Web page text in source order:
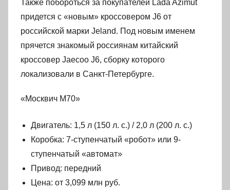
Также побороться за покупателей Lada Azimut
придется с «новым» кроссовером J6 от
российской марки Jeland. Под новым именем
прячется знакомый россиянам китайский
кроссовер Jaecoo J6, сборку которого
локализовали в Санкт-Петербурге.
«Москвич М70»
Двигатель: 1,5 л (150 л. с.) / 2,0 л (200 л. с.)
Коробка: 7-ступенчатый «робот» или 9-
ступенчатый «автомат»
Привод: передний
Цена: от 3,099 млн руб.